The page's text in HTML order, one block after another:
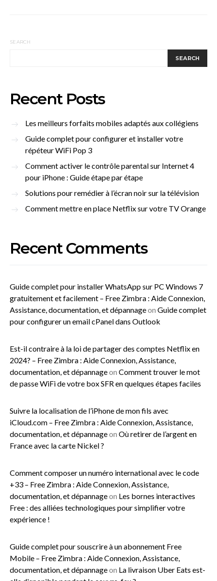
SEARCH
SEARCH
Recent Posts
Les meilleurs forfaits mobiles adaptés aux collégiens
Guide complet pour configurer et installer votre
répéteur WiFi Pop 3
Comment activer le contrôle parental sur Internet 4
pour iPhone : Guide étape par étape
Solutions pour remédier à l’écran noir sur la télévision
Comment mettre en place Netflix sur votre TV Orange
Recent Comments
Guide complet pour installer WhatsApp sur PC Windows 7
gratuitement et facilement – Free Zimbra : Aide Connexion,
Assistance, documentation, et dépannageon Guide complet
pour configurer un email cPanel dans Outlook
Est-il contraire à la loi de partager des comptes Netflix en
2024? – Free Zimbra : Aide Connexion, Assistance,
documentation, et dépannageon Comment trouver le mot
de passe WiFi de votre box SFR en quelques étapes faciles
Suivre la localisation de l’iPhone de mon fils avec
iCloud.com – Free Zimbra : Aide Connexion, Assistance,
documentation, et dépannageon Où retirer de l’argent en
France avec la carte Nickel ?
Comment composer un numéro international avec le code
+33 – Free Zimbra : Aide Connexion, Assistance,
documentation, et dépannageon Les bornes interactives
Free : des alliées technologiques pour simplifier votre
expérience !
Guide complet pour souscrire à un abonnement Free
Mobile – Free Zimbra : Aide Connexion, Assistance,
documentation, et dépannageon La livraison Uber Eats est-